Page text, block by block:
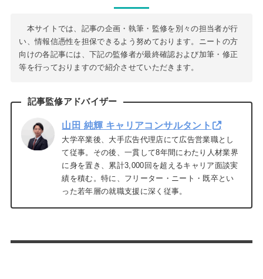
本サイトでは、記事の企画・執筆・監修を別々の担当者が行
い、情報信憑性を担保できるよう努めております。ニートの方
向けの各記事には、下記の監修者が最終確認および加筆・修正
等を行っておりますので紹介させていただきます。
記事監修アドバイザー
山田 純輝 キャリアコンサルタント
大学卒業後、大手広告代理店にて広告営業職とし
て従事。その後、一貫して8年間にわたり人材業界
に身を置き、累計3,000回を超えるキャリア面談実
績を積む。特に、フリーター・ニート・既卒とい
った若年層の就職支援に深く従事。